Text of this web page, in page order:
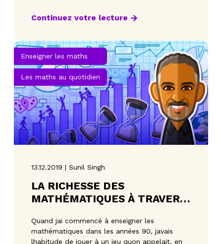
Continuez votre lecture
Enseigner les maths
Les maths au quotidien
13.12.2019 | Sunil Singh
LA RICHESSE DES
MATHÉMATIQUES À TRAVERS
Quand jai commencé à enseigner les
mathématiques dans les années 90, javais
lhabitude de jouer à un jeu quon appelait, en